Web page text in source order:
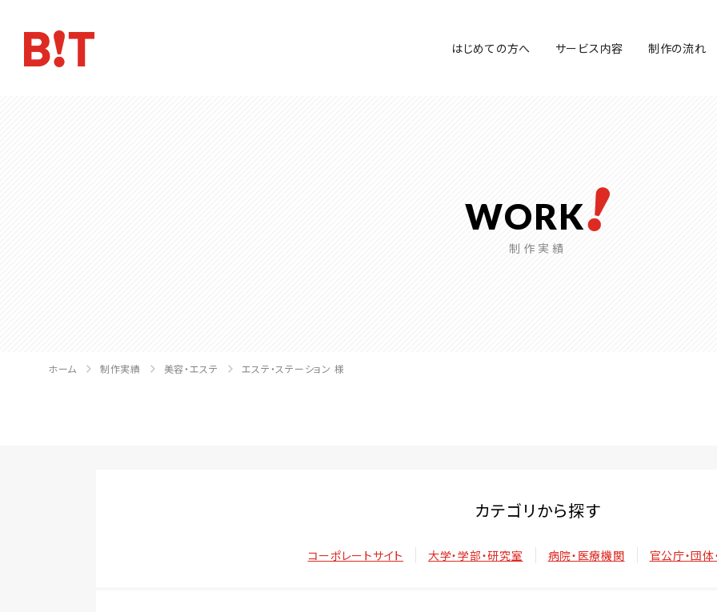
はじめての方へ サービス内容 制作の流れ
WORK
制作実績
ホーム 制作実績 美容・エステ エステ・ステーション 様
カテゴリから探す
コーポレートサイト 大学・学部・研究室 病院・医療機関 官公庁・団